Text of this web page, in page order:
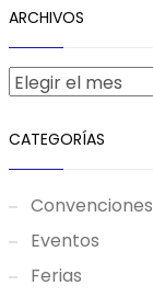
ARCHIVOS
CATEGORÍAS
Convenciones
Eventos
Ferias